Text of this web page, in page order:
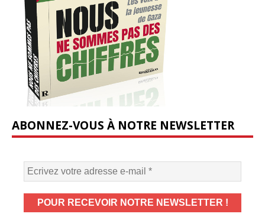
ABONNEZ-VOUS À NOTRE NEWSLETTER